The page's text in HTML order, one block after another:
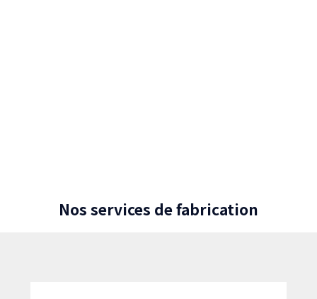
Nos services de fabrication